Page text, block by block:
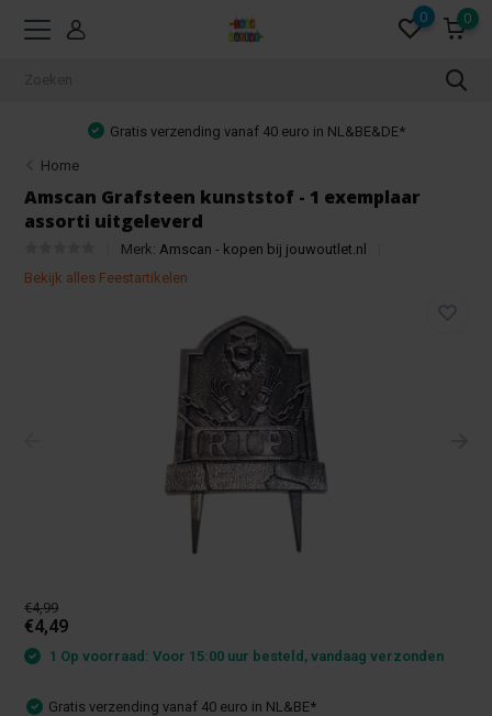
0 0
euro in NL&BE&DE* Achteraf betalen
Home
Amscan Grafsteen kunststof - 1 exemplaar
assorti uitgeleverd
Merk: Amscan - kopen bij jouwoutlet.nl
Bekijk alles Feestartikelen
€4,99
€4,49
1 Op voorraad: Voor 15:00 uur besteld, vandaag verzonden
Gratis verzending vanaf 40 euro in NL&BE*